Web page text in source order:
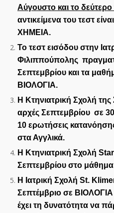
Αύγουστο και το
αντικείμενα του τεστ
ΧΗΜΕΙΑ.
Το τεστ εισόδου στην
Φιλιππούπολης
Σεπτεμβρίου και τα
ΒΙΟΛΟΓΙΑ.
Η Κτηνιατρική Σχολή της
αρχές Σεπτεμβρίου σε
10 ερωτήσεις
στα Αγγλικά.
Η Κτηνιατρική Σχολή
Σεπτεμβρίου στο
Η Ιατρική Σχολή St.
Σεπτέμβριο σε
έχει τη δυνατότητα να